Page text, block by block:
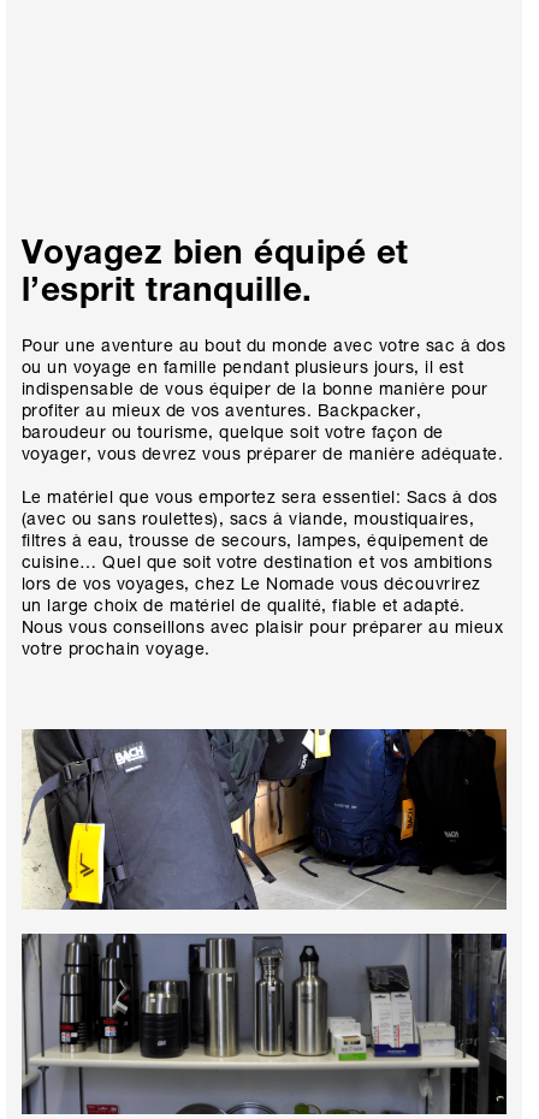
Voyagez bien équipé et
l’esprit tranquille.
Pour une aventure au bout du monde avec votre sac à dos
ou un voyage en famille pendant plusieurs jours, il est
indispensable de vous équiper de la bonne manière pour
profiter au mieux de vos aventures. Backpacker,
baroudeur ou tourisme, quelque soit votre façon de
voyager, vous devrez vous préparer de manière adéquate.
Le matériel que vous emportez sera essentiel: Sacs à dos
(avec ou sans roulettes), sacs à viande, moustiquaires,
filtres à eau, trousse de secours, lampes, équipement de
cuisine… Quel que soit votre destination et vos ambitions
lors de vos voyages, chez Le Nomade vous découvrirez
un large choix de matériel de qualité, fiable et adapté.
Nous vous conseillons avec plaisir pour préparer au mieux
votre prochain voyage.